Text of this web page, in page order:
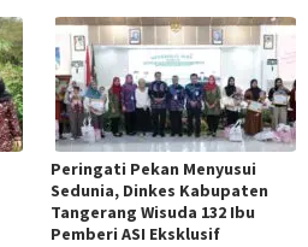
Peringati Pekan Menyusui
Sedunia, Dinkes Kabupaten
Tangerang Wisuda 132 Ibu
Pemberi ASI Eksklusif